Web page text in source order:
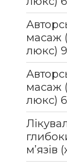
масаж
люкс)
масаж
люкс)
м’язів